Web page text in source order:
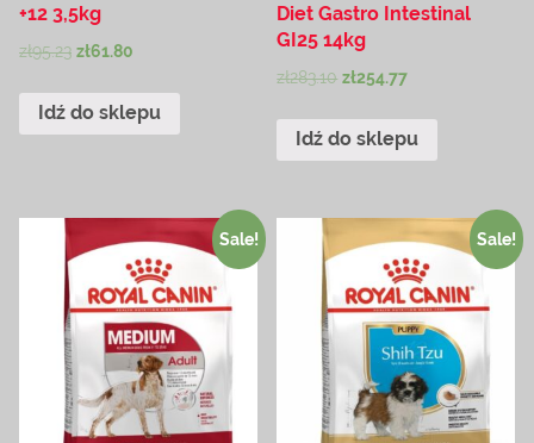
+12 3,5kg
zł95.23 zł61.80
Idź do sklepu
Diet Gastro Intestinal
GI25 14kg
zł283.10 zł254.77
Idź do sklepu
Sale! Sale!